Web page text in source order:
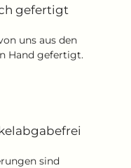
gefertigt
uns aus den
Hand gefertigt.
sind